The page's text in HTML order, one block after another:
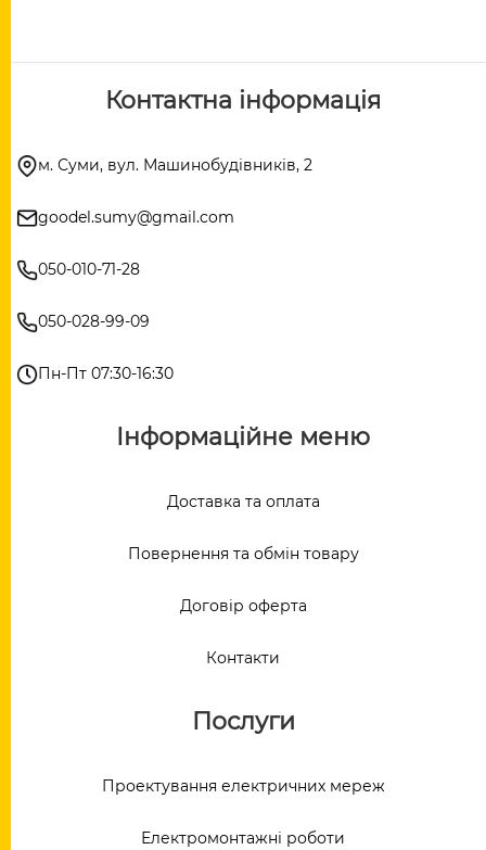
Контактна інформація
м. Суми, вул. Машинобудівників, 2
goodel.sumy@gmail.com
050-010-71-28
050-028-99-09
Пн-Пт 07:30-16:30
Інформаційне меню
Доставка та оплата
Повернення та обмін товару
Договір оферта
Контакти
Послуги
Проектування електричних мереж
Електромонтажні роботи